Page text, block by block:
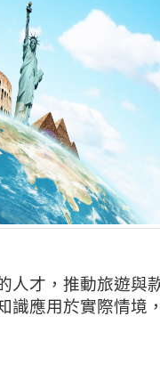
才，推動旅遊與
識應用於實際情境